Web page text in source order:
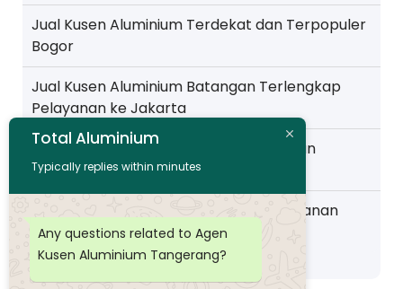
Jual Kusen Aluminium Terdekat dan Terpopuler
Bogor
Jual Kusen Aluminium Batangan Terlengkap
Pelayanan ke Jakarta
Toko Kusen Aluminium Murah Pelayanan
Wilayah Pemalang
Distributor Kusen Aluminium Murah layanan
Wilayah Purwokerto
Total Aluminium
Typically replies within minutes
Any questions related to Agen
Kusen Aluminium Tangerang?